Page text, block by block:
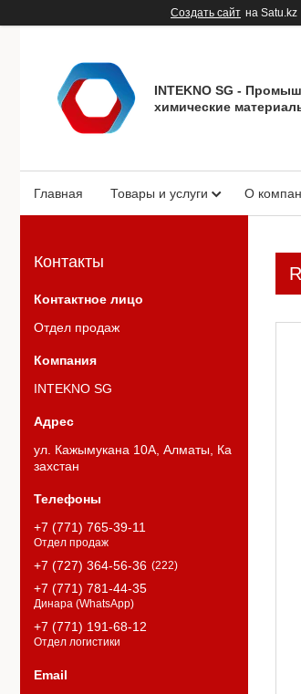
Создать сайт на Satu.kz
INTEKNO SG -
химические
Главная Товары и услуги О
Контакты
Отдел продаж
INTEKNO SG
ул. Кажымукана 10А, Алматы, Ка
захстан
+7 (771) 765-39-11
Отдел продаж
+7 (727) 364-56-36 222
+7 (771) 781-44-35
Динара (WhatsApp)
+7 (771) 191-68-12
Отдел логистики